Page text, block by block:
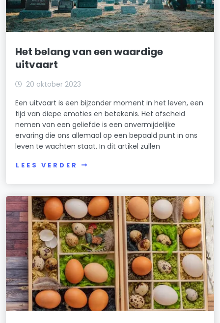
Het belang van een waardige
uitvaart
20 oktober 2023
Een uitvaart is een bijzonder moment in het leven, een
tijd van diepe emoties en betekenis. Het afscheid
nemen van een geliefde is een onvermijdelijke
ervaring die ons allemaal op een bepaald punt in ons
leven te wachten staat. In dit artikel zullen
LEES VERDER